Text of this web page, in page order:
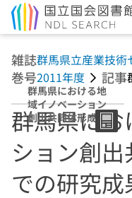
雑誌群馬県立産業技術
巻号2011年度 記事
群馬県における地
域イノベーション
創出共同体形成体
事業での研究成果
の活用事例
群馬県に
ション創
での研究